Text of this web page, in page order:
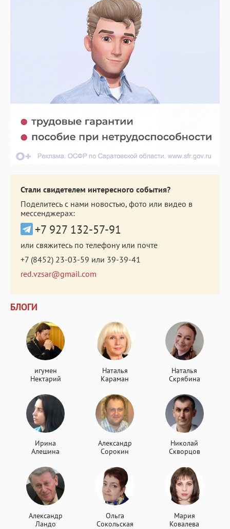
Стали свидетелем интересного события?
Поделитесь с нами новостью, фото или видео в
мессенджерах:
+7 927 132-57-91
или свяжитесь по телефону или почте
+7 (8452) 23-03-59 или 39-39-41
red.vzsar@gmail.com
БЛОГИ
игумен
Нектарий
Наталья
Караман
Наталья
Скрябина
Ирина
Алешина
Александр
Сорокин
Николай
Скворцов
Александр
Ландо
Ольга
Сокольская
Мария
Ковалева